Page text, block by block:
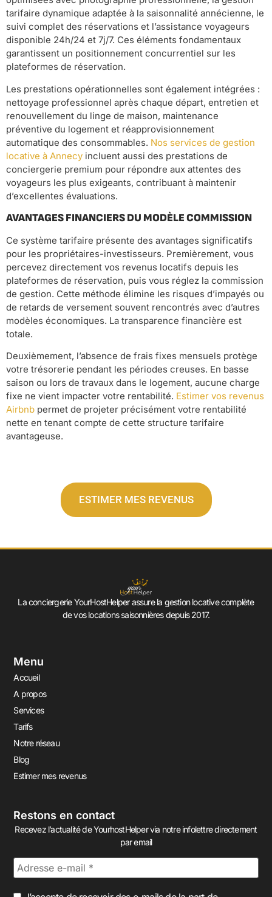
tarifaire dynamique adaptée à la saisonnalité annécienne, le
suivi complet des réservations et l’assistance voyageurs
disponible 24h/24 et 7j/7. Ces éléments fondamentaux
garantissent un positionnement concurrentiel sur les
plateformes de réservation.
Les prestations opérationnelles sont également intégrées :
nettoyage professionnel après chaque départ, entretien et
renouvellement du linge de maison, maintenance
préventive du logement et réapprovisionnement
automatique des consommables. Nos services de gestion
locative à Annecy incluent aussi des prestations de
conciergerie premium pour répondre aux attentes des
voyageurs les plus exigeants, contribuant à maintenir
d’excellentes évaluations.
AVANTAGES FINANCIERS DU MODÈLE COMMISSION
Ce système tarifaire présente des avantages significatifs
pour les propriétaires-investisseurs. Premièrement, vous
percevez directement vos revenus locatifs depuis les
plateformes de réservation, puis vous réglez la commission
de gestion. Cette méthode élimine les risques d’impayés ou
de retards de versement souvent rencontrés avec d’autres
modèles économiques. La transparence financière est
totale.
Deuxièmement, l’absence de frais fixes mensuels protège
votre trésorerie pendant les périodes creuses. En basse
saison ou lors de travaux dans le logement, aucune charge
fixe ne vient impacter votre rentabilité. Estimer vos revenus
Airbnb permet de projeter précisément votre rentabilité
nette en tenant compte de cette structure tarifaire
avantageuse.
ESTIMER MES REVENUS
La conciergerie YourHostHelper assure la gestion locative complète
de vos locations saisonnières depuis 2017.
Menu
Accueil
A propos
Services
Tarifs
Notre réseau
Blog
Estimer mes revenus
Restons en contact
Recevez l’actualité de YourhostHelper via notre infolettre directement
par email